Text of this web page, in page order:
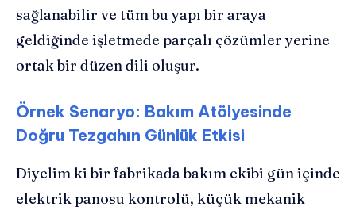
sağlanabilir ve tüm bu yapı bir araya
geldiğinde işletmede parçalı çözümler yerine
ortak bir düzen dili oluşur.
Örnek Senaryo: Bakım Atölyesinde
Doğru Tezgahın Günlük Etkisi
Diyelim ki bir fabrikada bakım ekibi gün içinde
elektrik panosu kontrolü, küçük mekanik